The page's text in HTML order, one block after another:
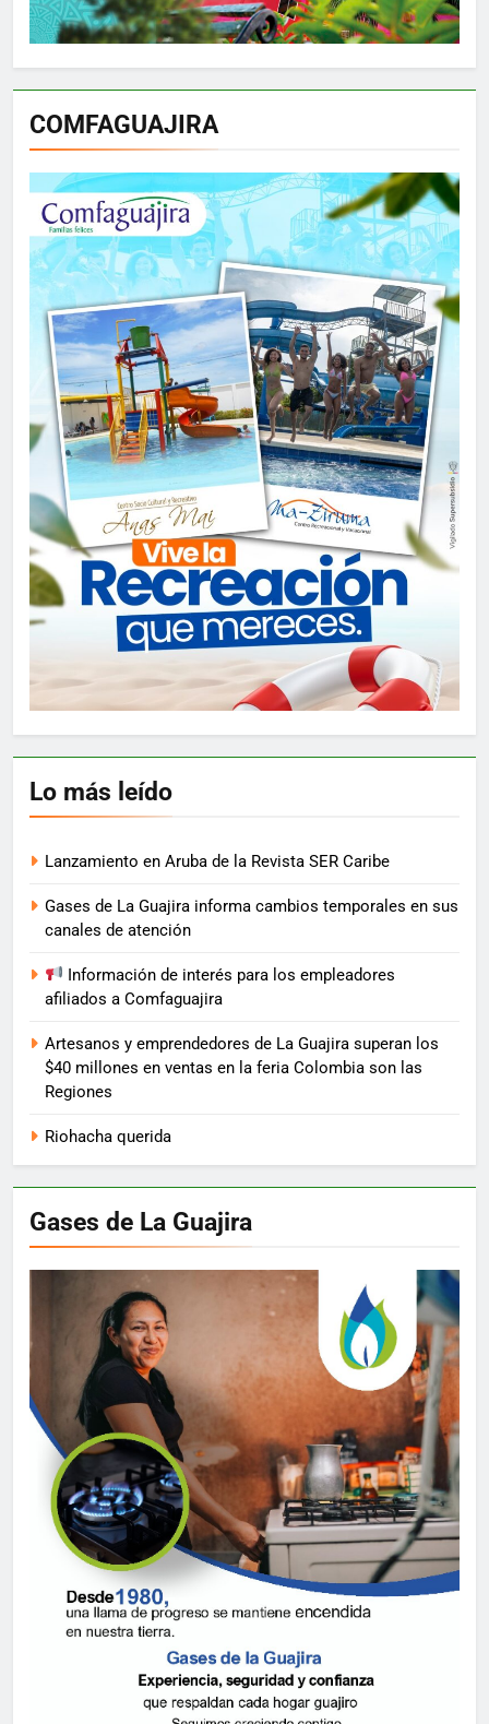
COMFAGUAJIRA
Lo más leído
Lanzamiento en Aruba de la Revista SER Caribe
Gases de La Guajira informa cambios temporales en sus
canales de atención
Información de interés para los empleadores
afiliados a Comfaguajira
Artesanos y emprendedores de La Guajira superan los
$40 millones en ventas en la feria Colombia son las
Regiones
Riohacha querida
Gases de La Guajira